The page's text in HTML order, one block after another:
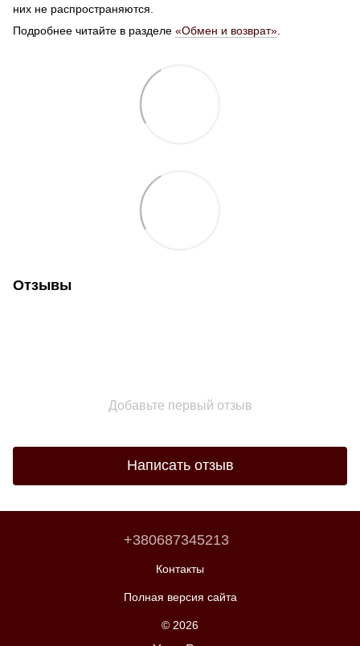
них не распространяются.
Подробнее читайте в разделе «Обмен и возврат»
Отзывы
Добавьте первый отзыв
Написать отзыв
+380687345213
Контакты
Полная версия сайта
© 2026